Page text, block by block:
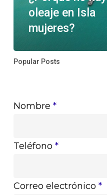
oleaje en Isla
mujeres?
Popular Posts
Nombre *
Teléfono *
Correo electrónico *